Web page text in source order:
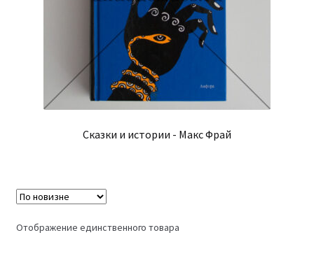
Сказки и истории - Макс Фрай
Отображение единственного товара